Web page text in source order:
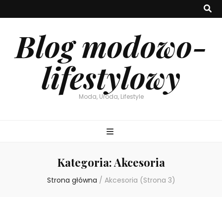
Blog modowo-
lifestylowy
Moda, Uroda, Lifestyle
Kategoria:Akcesoria
Strona główna / Akcesoria (Strona 3)